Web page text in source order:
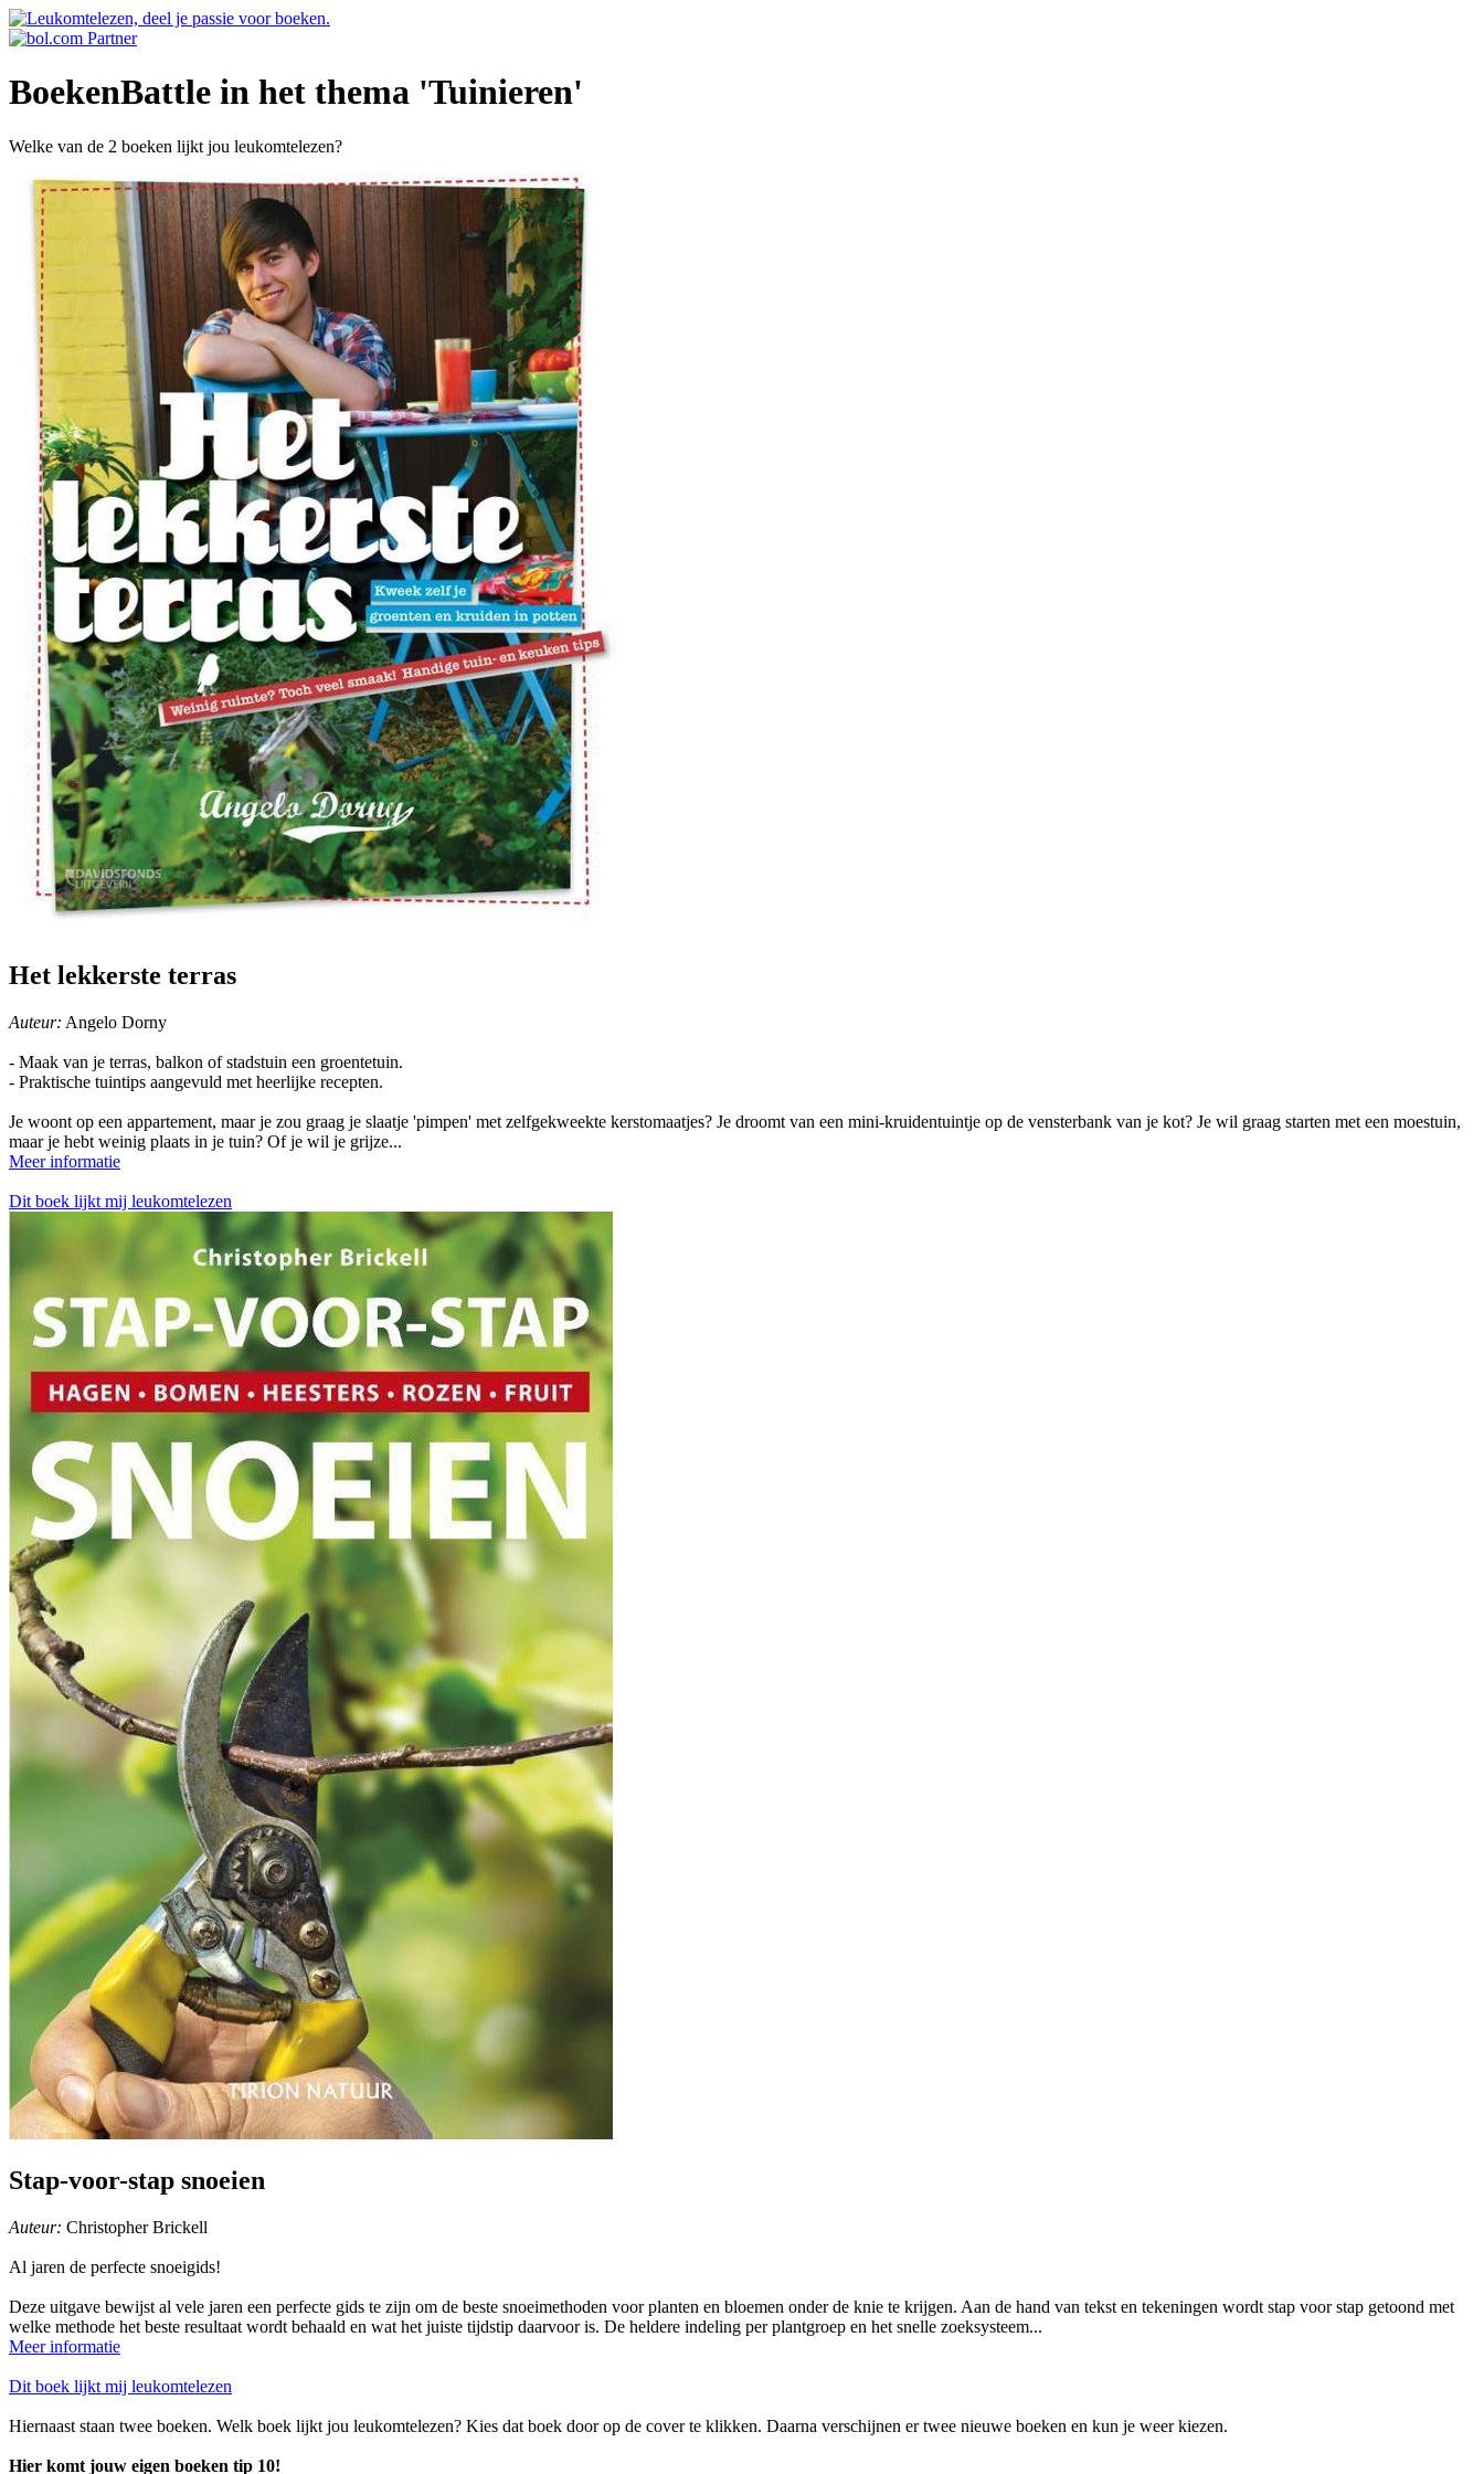
BoekenBattle in het thema 'Tuinieren'
Welke van de 2 boeken lijkt jou leukomtelezen?
Het lekkerste terras
Auteur: Angelo Dorny
- Maak van je terras, balkon of stadstuin een groentetuin.
- Praktische tuintips aangevuld met heerlijke recepten.
Je woont op een appartement, maar je zou graag je slaatje 'pimpen' met zelfgekweekte kerstomaatjes? Je droomt van een mini-kruidentuintje op de vensterbank van je kot? Je wil graag starten met een moestuin,
maar je hebt weinig plaats in je tuin? Of je wil je grijze...
Meer informatie
Dit boek lijkt mij leukomtelezen
Stap-voor-stap snoeien
Auteur: Christopher Brickell
Al jaren de perfecte snoeigids!
Deze uitgave bewijst al vele jaren een perfecte gids te zijn om de beste snoeimethoden voor planten en bloemen onder de knie te krijgen. Aan de hand van tekst en tekeningen wordt stap voor stap getoond met
welke methode het beste resultaat wordt behaald en wat het juiste tijdstip daarvoor is. De heldere indeling per plantgroep en het snelle zoeksysteem...
Meer informatie
Dit boek lijkt mij leukomtelezen
Hiernaast staan twee boeken. Welk boek lijkt jou leukomtelezen? Kies dat boek door op de cover te klikken. Daarna verschijnen er twee nieuwe boeken en kun je weer kiezen.
Hier komt jouw eigen boeken tip 10!